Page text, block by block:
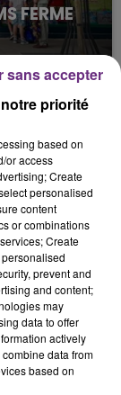
FERME
ville
de
THEODORA
priorité
based on
or access
Create
personalised
content
or combinations
Create
prevent and
and content;
may
data to offer
actively
data from
based on
sans accepter